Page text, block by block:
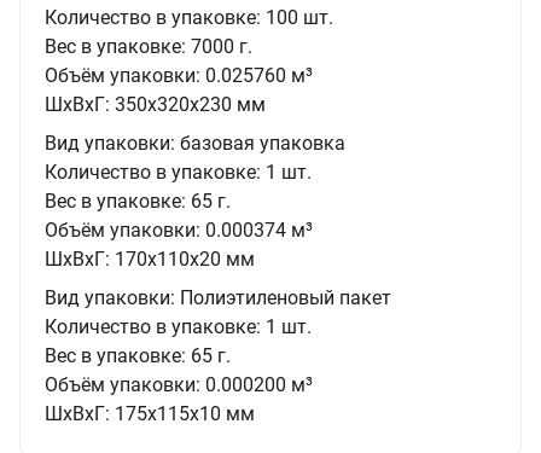
Количество в упаковке: 100 шт.
Вес в упаковке: 7000 г.
Объём упаковки: 0.025760 м³
ШxВxГ: 350x320x230 мм
Вид упаковки: базовая упаковка
Количество в упаковке: 1 шт.
Вес в упаковке: 65 г.
Объём упаковки: 0.000374 м³
ШxВxГ: 170x110x20 мм
Вид упаковки: Полиэтиленовый пакет
Количество в упаковке: 1 шт.
Вес в упаковке: 65 г.
Объём упаковки: 0.000200 м³
ШxВxГ: 175x115x10 мм